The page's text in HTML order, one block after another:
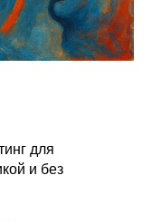
для
и без